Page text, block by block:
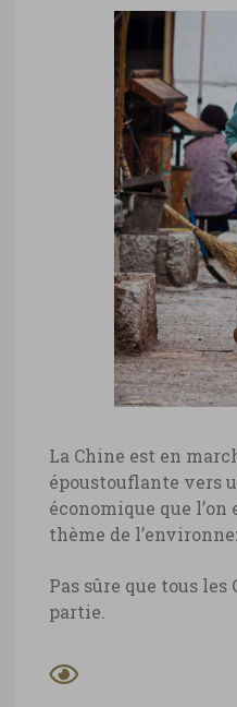
La Chine est en
époustouflante vers
économique que
thème de
Pas sûre que tous
partie.